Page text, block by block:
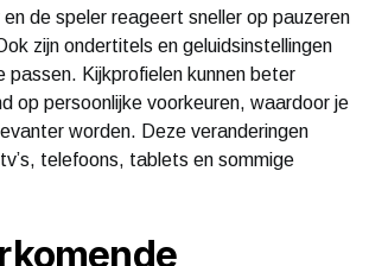
de speler reageert sneller op pauzeren
zijn ondertitels en geluidsinstellingen
passen. Kijkprofielen kunnen beter
op persoonlijke voorkeuren, waardoor je
worden. Deze veranderingen
telefoons, tablets en sommige